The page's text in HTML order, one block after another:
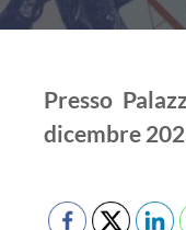
Presso
dicembre